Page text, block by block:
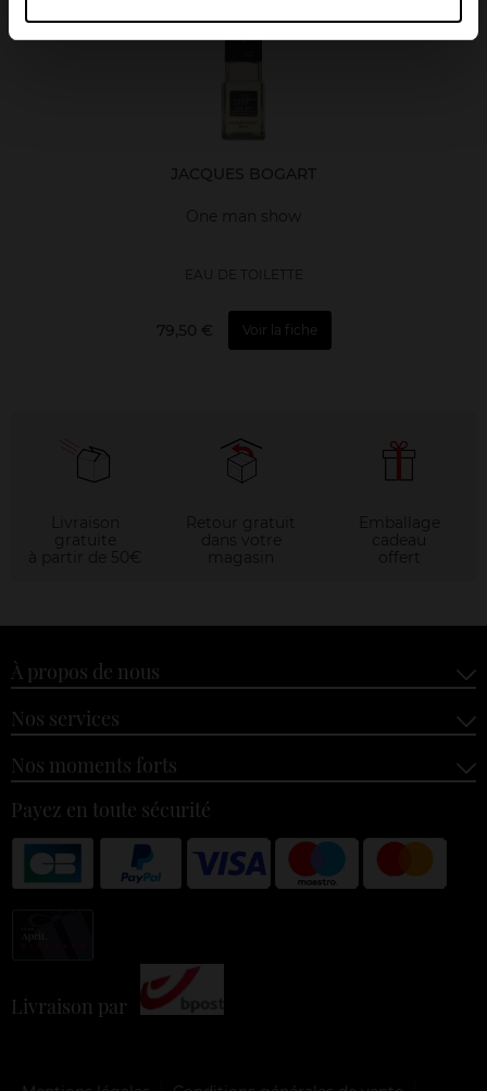
JACQUES BOGART
One man show
EAU DE TOILETTE
79,50 € Voir la fiche
À propos de nous
Nos services
Nos moments forts
Payez en toute sécurité
Livraison par